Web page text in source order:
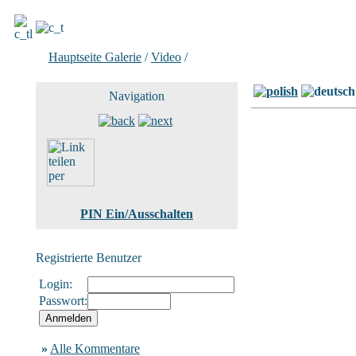
Hauptseite Galerie /Video /
Navigation
PIN Ein/Ausschalten
Registrierte Benutzer
Login:
Passwort:
» Alle Kommentare